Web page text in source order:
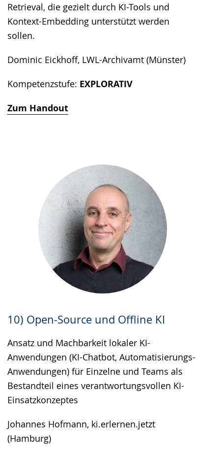
Retrieval, die gezielt durch KI-Tools und
Kontext-Embedding unterstützt werden
sollen.
Dominic Eickhoff, LWL-Archivamt (Münster)
Kompetenzstufe: EXPLORATIV
Zum Handout
10) Open-Source und Offline KI
Ansatz und Machbarkeit lokaler KI-
Anwendungen (KI-Chatbot, Automatisierungs-
Anwendungen) für Einzelne und Teams als
Bestandteil eines verantwortungsvollen KI-
Einsatzkonzeptes
Johannes Hofmann, ki.erlernen.jetzt
(Hamburg)